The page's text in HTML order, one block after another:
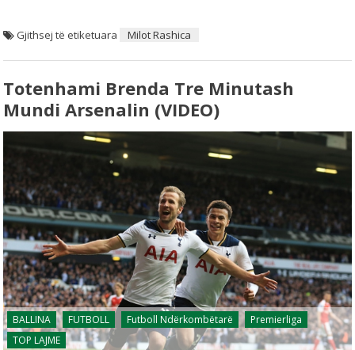
Gjithsej të etiketuara Milot Rashica
Totenhami Brenda Tre Minutash
Mundi Arsenalin (VIDEO)
BALLINA FUTBOLL Futboll Ndërkombëtarë
Premierliga
TOP LAJME